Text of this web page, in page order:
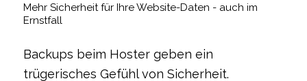
Mehr Sicherheit für Ihre Website-Daten - auch im
Ernstfall
Backups beim Hoster geben ein
trügerisches Gefühl von Sicherheit.